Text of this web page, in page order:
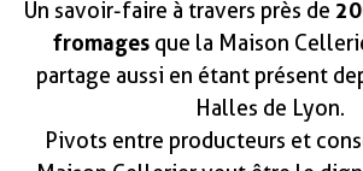
Un savoir-faire à travers près de
fromagesque la Maison
partage aussi en étant présent
Halles de Lyon.
Pivots entre producteurs et